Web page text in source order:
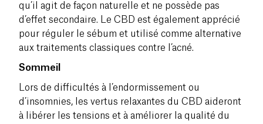
qu’il agit de façon naturelle et ne possède pas
d’effet secondaire. Le CBD est également apprécié
pour réguler le sébum et utilisé comme alternative
aux traitements classiques contre l’acné.
Sommeil
Lors de difficultés à l’endormissement ou
d’insomnies, les vertus relaxantes du CBD aideront
à libérer les tensions et à améliorer la qualité du